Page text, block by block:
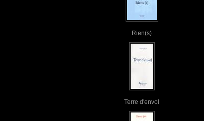
Rien(s)
Terre d'envol